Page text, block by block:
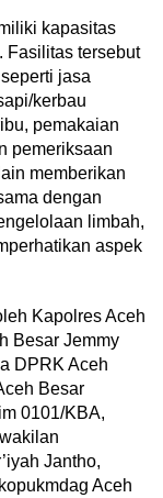
kapasitas
Fasilitas tersebut
jasa
kerbau
pemakaian
pemeriksaan
memberikan
dengan
limbah,
aspek
Kapolres Aceh
Besar Jemmy
DPRK Aceh
Besar
0101/KBA,
Jantho,
Aceh